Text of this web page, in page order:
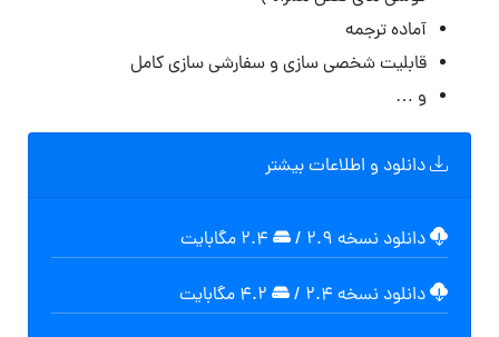
آماده ترجمه
قابلیت شخصی سازی و سفارشی سازی کامل
و …
دانلود و اطلاعات بیشتر
دانلود نسخه ۲.۹ /
دانلود نسخه ۲.۴ /